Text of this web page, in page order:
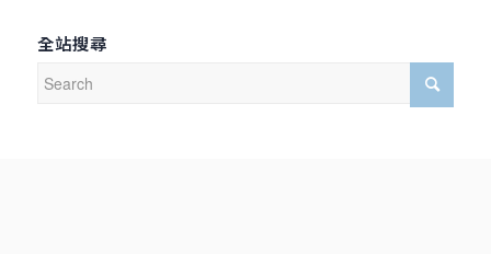
全站搜尋